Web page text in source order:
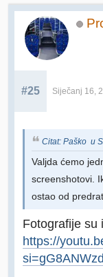
#25 Siječanj 16,
Citat: Paško u
Valjda ćemo
screenshotovi.
ostao od
Fotografije su
https://